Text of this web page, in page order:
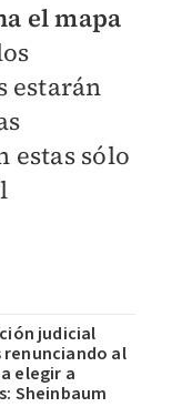
el mapa
estarán
estas sólo
judicial
renunciando al
elegir a
Sheinbaum